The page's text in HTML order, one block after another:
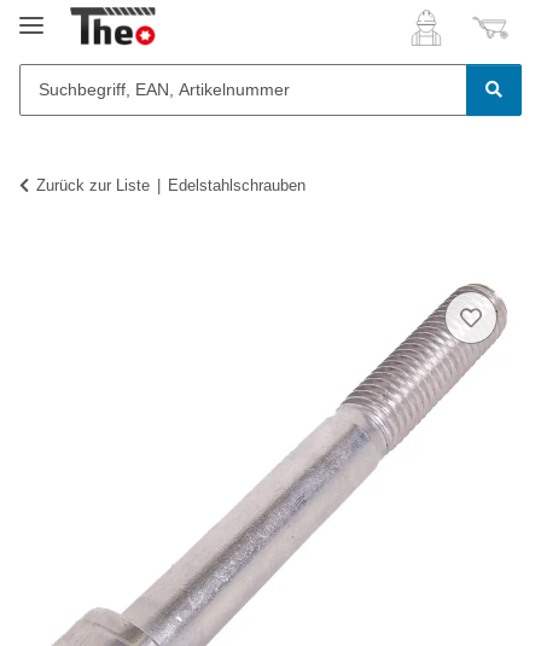
Zurück zur Liste Edelstahlschrauben